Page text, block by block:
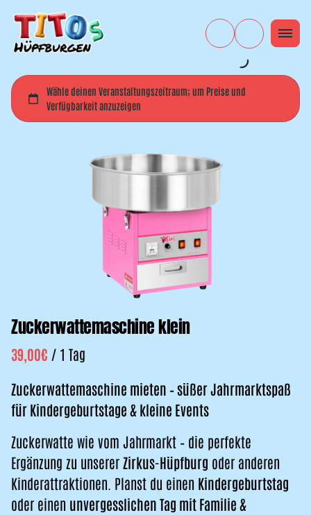
Zuckerwattemaschine klein
/
Zuckerwattemaschine mieten – süßer Jahrmarktspaß
für Kindergeburtstage & kleine Events
Zuckerwatte wie vom Jahrmarkt – die perfekte
Ergänzung zu unsererZirkus-Hüpfburg oder anderen
Kinderattraktionen. Planst du einen Kindergeburtstag
oder einen unvergesslichen Tag mit Familie &